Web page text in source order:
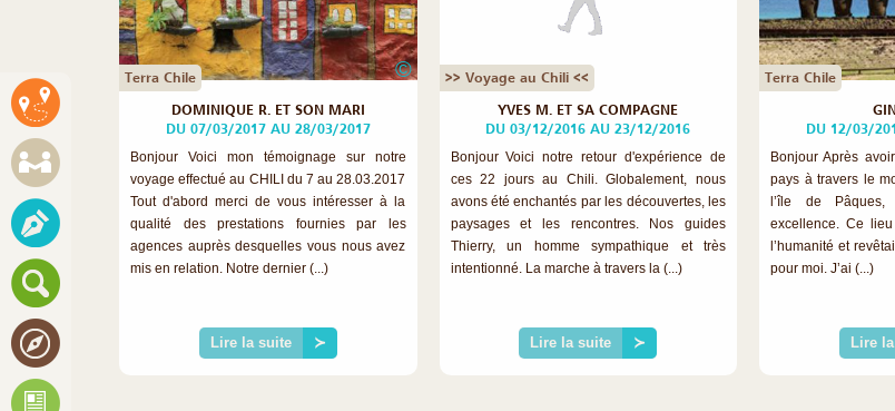
Terra Chile ©
DOMINIQUE R. ET SON MARI
DU 07/03/2017 AU 28/03/2017
Bonjour Voici mon témoignage sur notre
voyage effectué au CHILI du 7 au 28.03.2017
Tout d'abord merci de vous intéresser à la
qualité des prestations fournies par les
agences auprès desquelles vous nous avez
mis en relation. Notre dernier (...)
Lire la suite ≻
>> Voyage au Chili <<
YVES M. ET SA COMPAGNE
DU 03/12/2016 AU 23/12/2016
Bonjour Voici notre retour d'expérience de
ces 22 jours au Chili. Globalement, nous
avons été enchantés par les découvertes, les
paysages et les rencontres. Nos guides
Thierry, un homme sympathique et très
intentionné. La marche à travers la (...)
Lire la suite ≻
Terra Chile
DU 12/03/
Bonjour Après
pays à travers le
l’île de Pâques,
excellence. Ce
l’humanité et
pour moi. J’ai (...)
Lire